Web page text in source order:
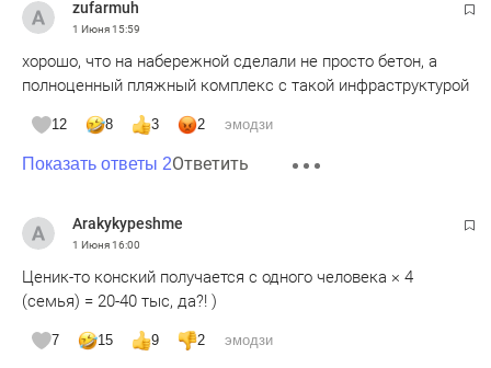
zufarmuh
1 Июня15:59
хорошо, что на набережной сделали не просто бетон, а
полноценный пляжный комплекс с такой инфраструктурой
12 8 3 2 эмодзи
Показать ответы 2Ответить
Arakykypeshme
1 Июня16:00
Ценик-то конский получается с одного человека × 4
(семья) = 20-40 тыс, да?! )
7 15 9 2 эмодзи